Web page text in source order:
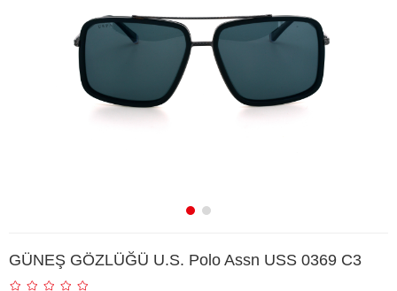
GÜNEŞ GÖZLÜĞÜ U.S. Polo Assn USS 0369 C3